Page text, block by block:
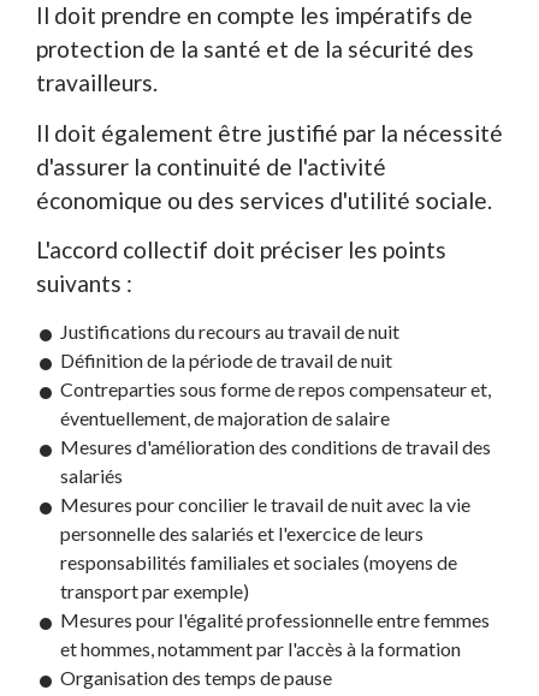
Il doit prendre en compte les impératifs de
protection de la santé et de la sécurité des
travailleurs.
Il doit également être justifié par la nécessité
d'assurer la continuité de l'activité
économique ou des services d'utilité sociale.
L'accord collectif doit préciser les points
suivants :
Justifications du recours au travail de nuit
Définition de la période de travail de nuit
Contreparties sous forme de repos compensateur et,
éventuellement, de majoration de salaire
Mesures d'amélioration des conditions de travail des
salariés
Mesures pour concilier le travail de nuit avec la vie
personnelle des salariés et l'exercice de leurs
responsabilités familiales et sociales (moyens de
transport par exemple)
Mesures pour l'égalité professionnelle entre femmes
et hommes, notamment par l'accès à la formation
Organisation des temps de pause